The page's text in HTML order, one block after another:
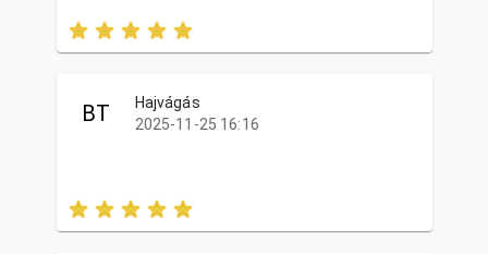
BT
Hajvágás
2025-11-25 16:16